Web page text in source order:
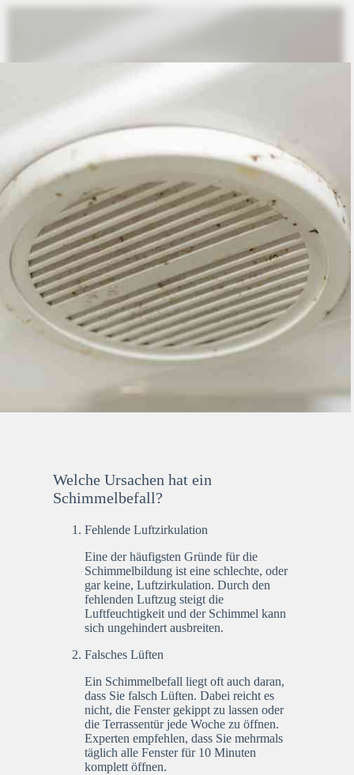
Welche Ursachen hat ein
Schimmelbefall?
Fehlende Luftzirkulation
Eine der häufigsten Gründe für die
Schimmelbildung ist eine schlechte, oder
gar keine, Luftzirkulation. Durch den
fehlenden Luftzug steigt die
Luftfeuchtigkeit und der Schimmel kann
sich ungehindert ausbreiten.
Falsches Lüften
Ein Schimmelbefall liegt oft auch daran,
dass Sie falsch Lüften. Dabei reicht es
nicht, die Fenster gekippt zu lassen oder
die Terrassentür jede Woche zu öffnen.
Experten empfehlen, dass Sie mehrmals
täglich alle Fenster für 10 Minuten
komplett öffnen.